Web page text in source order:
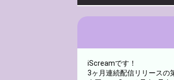
iScreamです！
3ヶ月連続配信リリースの